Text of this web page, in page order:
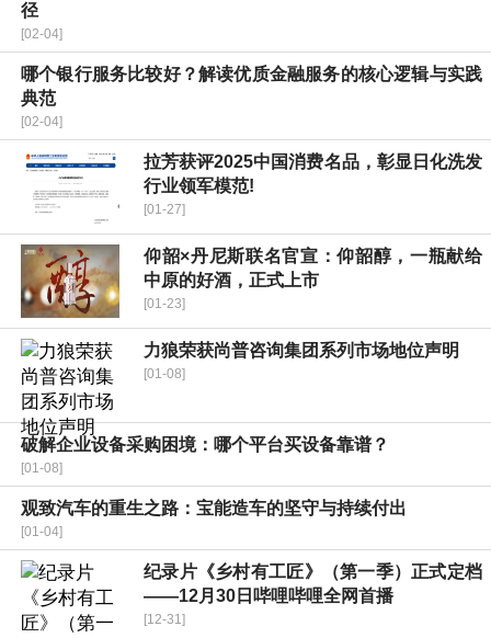
径
[02-04]
哪个银行服务比较好？解读优质金融服务的核心逻辑与实践
典范
[02-04]
拉芳获评2025中国消费名品，彰显日化洗发
行业领军模范!
[01-27]
仰韶×丹尼斯联名官宣：仰韶醇，一瓶献给
中原的好酒，正式上市
[01-23]
力狼荣获尚普咨询集团系列市场地位声明
[01-08]
破解企业设备采购困境：哪个平台买设备靠谱？
[01-08]
观致汽车的重生之路：宝能造车的坚守与持续付出
[01-04]
纪录片《乡村有工匠》（第一季）正式定档
——12月30日哔哩哔哩全网首播
[12-31]